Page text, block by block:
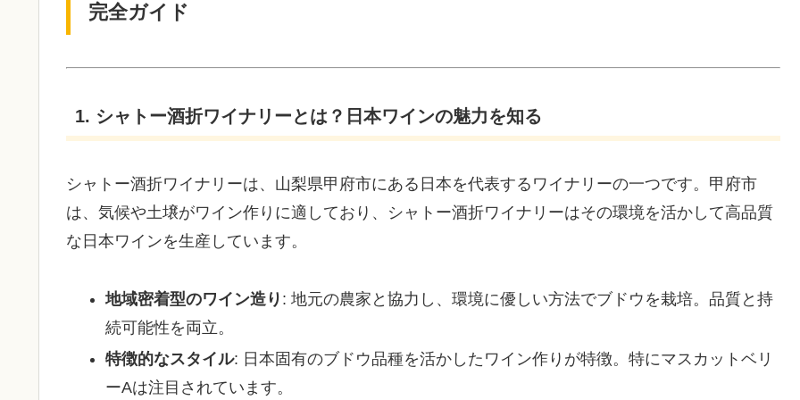
完全ガイド
1. シャトー酒折ワイナリーとは？日本ワインの魅力を知る
シャトー酒折ワイナリーは、山梨県甲府市にある日本を代表するワイナリーの一つです。甲府市
は、気候や土壌がワイン作りに適しており、シャトー酒折ワイナリーはその環境を活かして高品質
な日本ワインを生産しています。
地域密着型のワイン造り : 地元の農家と協力し、環境に優しい方法でブドウを栽培。品質と持
続可能性を両立。
特徴的なスタイル: 日本固有のブドウ品種を活かしたワイン作りが特徴。特にマスカットベリ
ーAは注目されています。